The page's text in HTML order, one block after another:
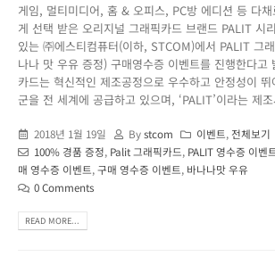
게임, 멀티미디어, 홈 & 오피스, PC방 에디션 등 다
게 선택 받은 오리지널 그래픽카드 브랜드 PALIT 시
있는 ㈜에스티컴퓨터(이하, STCOM)에서 PALIT 그
나나 맛 우유 증정) 구매영수증 이벤트를 진행한다고
카드는 혁신적인 제조공정으로 우수하고 안정성이
군을 전 세계에 공급하고 있으며, ‘PALIT’이라는 제
2018년 1월 19일 Bystcom 이벤트, 전체보기
100% 경품 증정, Palit 그래픽카드, PALIT 영수증 이벤
매 영수증 이벤트,구매 영수증 이벤트, 바나나맛 우유
0 Comments
READ MORE...